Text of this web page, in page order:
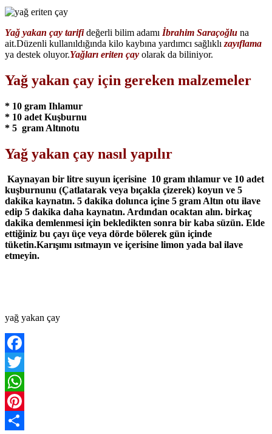
Yağ yakan çay tarifi değerli bilim adamı İbrahim Saraçoğlu na
ait.Düzenli kullanıldığında kilo kaybına yardımcı sağlıklı zayıflama
ya destek oluyor.Yağları eriten çay olarak da biliniyor.
Yağ yakan çay için gereken malzemeler
* 10 gram Ihlamur
* 10 adet Kuşburnu
* 5 gram Altınotu
Yağ yakan çay nasıl yapılır
Kaynayan bir litre suyun içerisine 10 gram ıhlamur ve 10 adet
kuşburnunu (Çatlatarak veya bıçakla çizerek) koyun ve 5
dakika kaynatın. 5 dakika dolunca içine 5 gram Altın otu ilave
edip 5 dakika daha kaynatın. Ardından ocaktan alın. birkaç
dakika demlenmesi için bekledikten sonra bir kaba süzün. Elde
ettiğiniz bu çayı üçe veya dörde bölerek gün içinde
tüketin.Karışımı ısıtmayın ve içerisine limon yada bal ilave
etmeyin.
yağ yakan çay
Facebook
Twitter
WhatsApp
Pinterest